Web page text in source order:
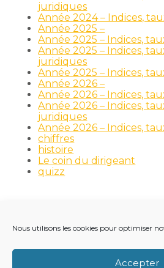
Nous utilisons les cookies pour optimiser
Accepter
juridiques
Année 2024 – Indices,
Année 2025 –
Année 2025 – Indices,
Année 2025 – Indices,
juridiques
Année 2025 – Indices,
Année 2026 –
Année 2026 – Indices,
Année 2026 – Indices,
juridiques
Année 2026 – Indices,
chiffres
histoire
Le coin du dirigeant
quizz
Principale
RECRUTEMENT